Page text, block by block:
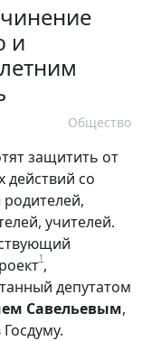
и
Общество
защитить от
действий со
учителей.
1,
депутатом
Савельевым,